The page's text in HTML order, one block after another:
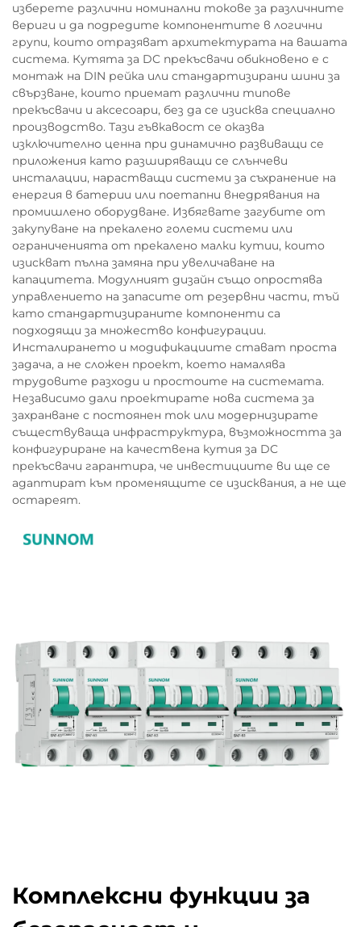
изберете различни номинални токове за различните
вериги и да подредите компонентите в логични
групи, които отразяват архитектурата на вашата
система. Кутята за DC прекъсвачи обикновено е с
монтаж на DIN рейка или стандартизирани шини за
свързване, които приемат различни типове
прекъсвачи и аксесоари, без да се изисква специално
производство. Тази гъвкавост се оказва
изключително ценна при динамично развиващи се
приложения като разширяващи се слънчеви
инсталации, нарастващи системи за съхранение на
енергия в батерии или поетапни внедрявания на
промишлено оборудване. Избягвате загубите от
закупуване на прекалено големи системи или
ограниченията от прекалено малки кутии, които
изискват пълна замяна при увеличаване на
капацитета. Модулният дизайн също опростява
управлението на запасите от резервни части, тъй
като стандартизираните компоненти са
подходящи за множество конфигурации.
Инсталирането и модификациите стават проста
задача, а не сложен проект, което намалява
трудовите разходи и простоите на системата.
Независимо дали проектирате нова система за
захранване с постоянен ток или модернизирате
съществуваща инфраструктура, възможността за
конфигуриране на качествена кутия за DC
прекъсвачи гарантира, че инвестициите ви ще се
адаптират към променящите се изисквания, а не ще
остареят.
Комплексни функции за